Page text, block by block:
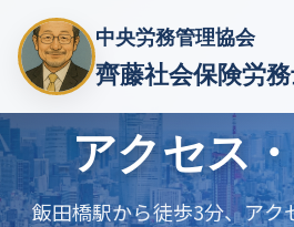
中央労務管理協会
齊藤社会保険労
アクセス
飯田橋駅から徒歩3分、アク